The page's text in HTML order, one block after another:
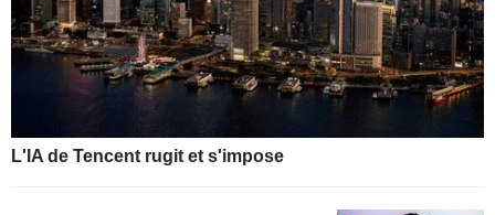
L'IA de Tencent rugit et s'impose